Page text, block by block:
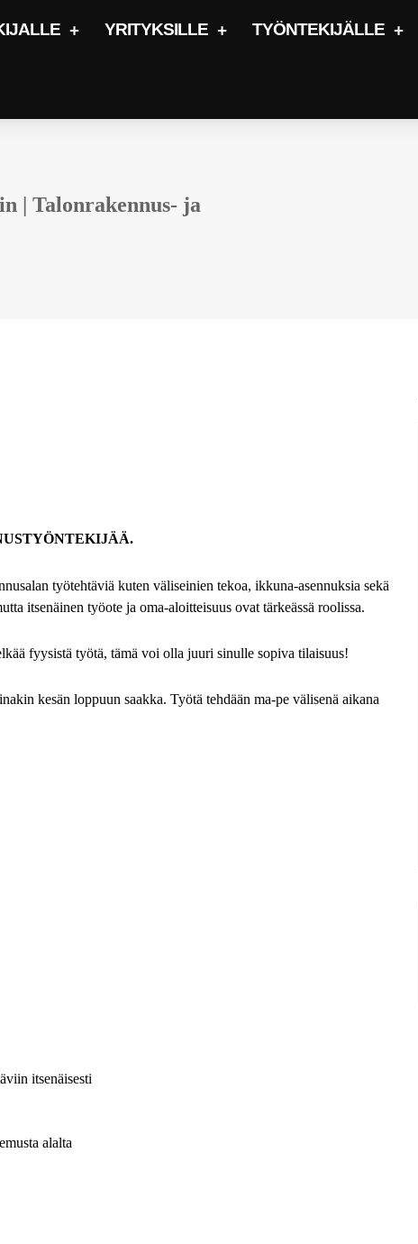
YRITYKSILLE TYÖNTEKIJÄLLE
| Talonrakennus- ja
työtehtäviä kuten väliseinien tekoa, ikkuna-asennuksia sekä
itsenäinen työote ja oma-aloitteisuus ovat tärkeässä roolissa.
fyysistä työtä, tämä voi olla juuri sinulle sopiva tilaisuus!
kesän loppuun saakka. Työtä tehdään ma-pe välisenä aikana
itsenäisesti
alalta